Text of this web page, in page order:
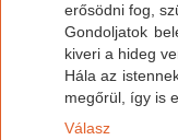
erősödni fog,
Gondoljatok
kiveri a hideg
Hála az
megőrül, így is
Válasz